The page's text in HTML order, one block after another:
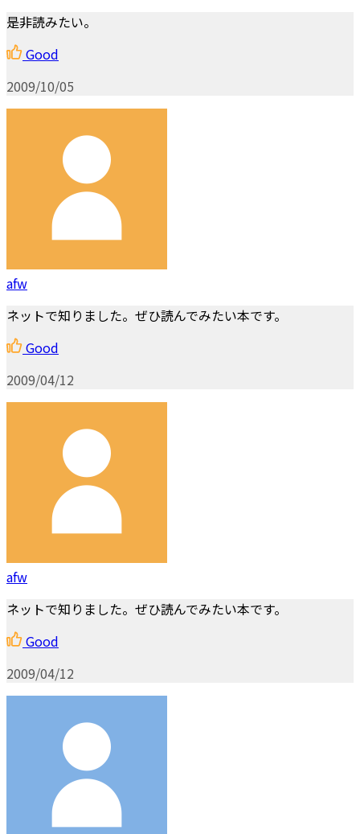
是非読みたい。
Good
2009/10/05
afw
ネットで知りました。ぜひ読んでみたい本です。
Good
2009/04/12
afw
ネットで知りました。ぜひ読んでみたい本です。
Good
2009/04/12